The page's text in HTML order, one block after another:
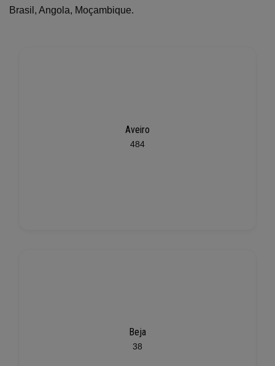
Brasil, Angola, Moçambique.
Aveiro
484
Beja
38